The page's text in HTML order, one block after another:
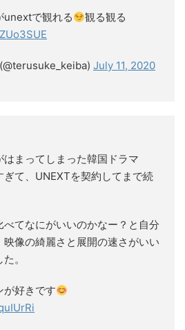
unextで観れる
観る観る
July 11, 2020
はまってしまった韓国ドラマ
ぎて、UNEXTを契約してまで続
てなにがいいのかなー？と自分
像の綺麗さと展開の速さがいい
。
が好きです